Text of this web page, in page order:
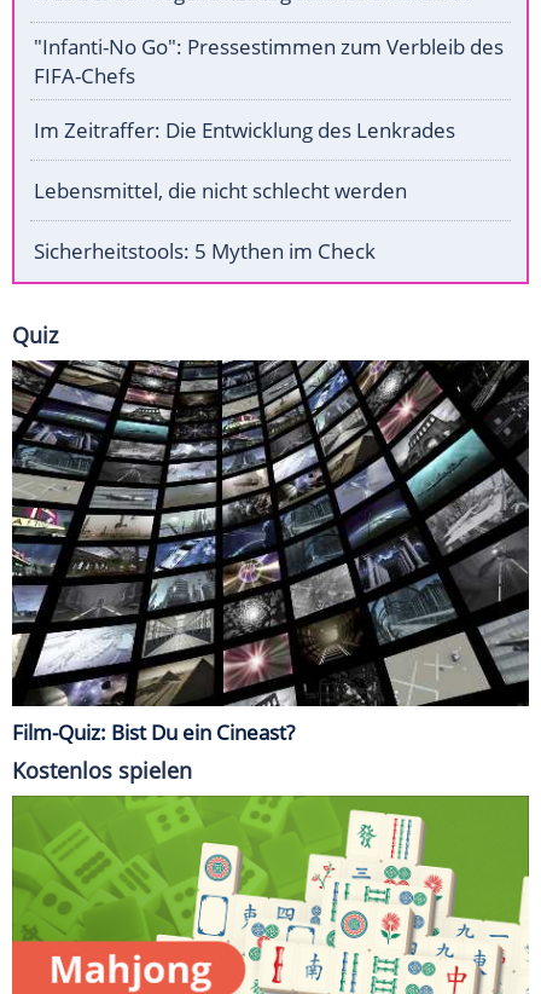
"Infanti-No Go": Pressestimmen zum Verbleib des
FIFA-Chefs
Im Zeitraffer: Die Entwicklung des Lenkrades
Lebensmittel, die nicht schlecht werden
Sicherheitstools: 5 Mythen im Check
Quiz
Film-Quiz: Bist Du ein Cineast?
Kostenlos spielen